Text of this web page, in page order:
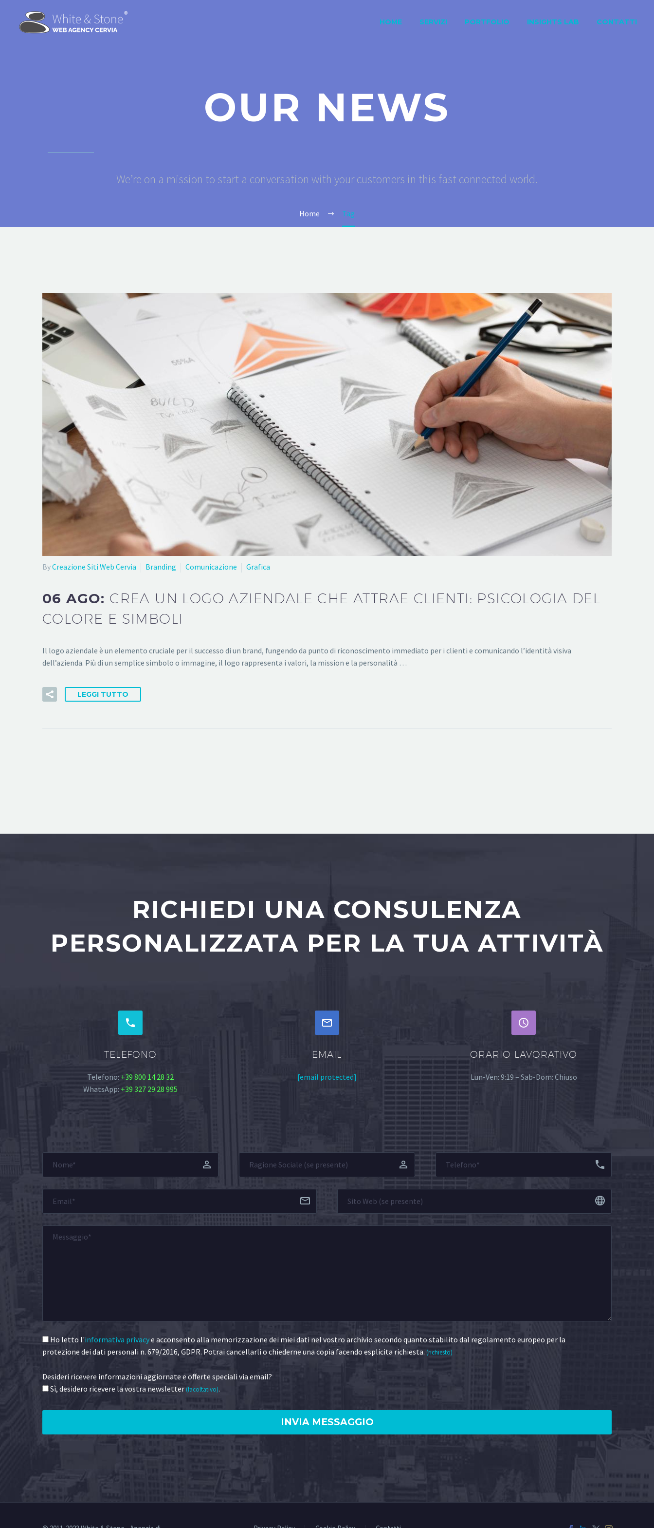
HOME SERVIZI PORTFOLIO INSIGHTS LAB CONTATTI
OUR NEWS
We’re on a mission to start a conversation with your customers in this fast connected world.
Home Tag
ByCreazione Siti Web Cervia Branding Comunicazione Grafica
06 AGO: CREA UN LOGO AZIENDALE CHE ATTRAE CLIENTI: PSICOLOGIA DEL
COLORE E SIMBOLI
Il logo aziendale è un elemento cruciale per il successo di un brand, fungendo da punto di riconoscimento immediato per i clienti e comunicando l’identità visiva
dell’azienda. Più di un semplice simbolo o immagine, il logo rappresenta i valori, la mission e la personalità …
LEGGI TUTTO
RICHIEDI UNA CONSULENZA
PERSONALIZZATA PER LA TUA ATTIVITÀ


TELEFONO
Telefono: +39 800 14 28 32
WhatsApp: +39 327 29 28 995


EMAIL
[email protected]


ORARIO LAVORATIVO
Lun-Ven: 9:19 – Sab-Dom: Chiuso
Ho letto l'informativa privacye acconsento alla memorizzazione dei miei dati nel vostro archivio secondo quanto stabilito dal regolamento europeo per la
protezione dei dati personali n. 679/2016, GDPR. Potrai cancellarli o chiederne una copia facendo esplicita richiesta. (richiesto)
Desideri ricevere informazioni aggiornate e offerte speciali via email?
Sì, desidero ricevere la vostra newsletter(facoltativo).